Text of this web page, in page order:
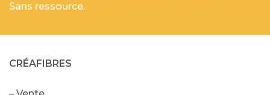
Sans ressource.
CRÉAFIBRES